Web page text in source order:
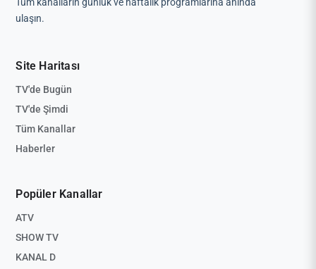
Tüm kanalların günlük ve haftalık programlarına anında
ulaşın.
Site Haritası
TV'de Bugün
TV'de Şimdi
Tüm Kanallar
Haberler
Popüler Kanallar
ATV
SHOW TV
KANAL D